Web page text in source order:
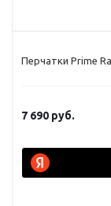
Перчатки Prime
7 690 руб.